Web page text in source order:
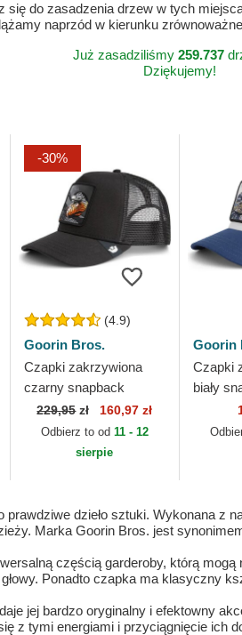
do zasadzenia drzew w tych
naprzód w kierunku
Już zasadziliśmy 259.737
Dziękujemy!
-30%
(4.9)
Goorin Bros.
Czapki zakrzywiona
czarny snapback
Mamba The Farm
Premium The Farm
Goorin Bros.
229,95zł 160,97 zł
Odbierz to od 11 - 12
sierpie
Goorin
Czapki
biały
Sport
Bros.
dzieło sztuki. Wykonana z
Marka Goorin Bros. jest
częścią garderoby, którą
Ponadto czapka ma klasyczny
jej bardzo oryginalny i efektowny
z tymi energiami i przyciągnięcie ich